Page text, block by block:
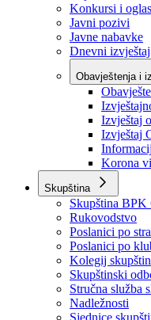
Sve vijesti
Izdvojeno
Najave
Konkursi i
Javni pozivi
Javne nabavke
Dnevni
Obavještenja i
Izvještaj o
Izvještaj
Korona
Skupština
Skupština BPK
Rukovodstvo
Poslanici po
Poslanici po
Kolegij skupštine
Skupštinski